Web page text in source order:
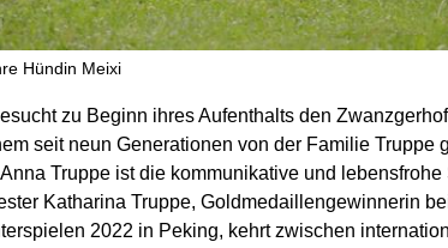
Hündin Meixi
zu Beginn ihres Aufenthalts den
seit neun Generationen von der Familie Truppe
Truppe ist die kommunikative und lebensfrohe
Katharina Truppe, Goldmedaillengewinnerin
2022 in Peking, kehrt zwischen